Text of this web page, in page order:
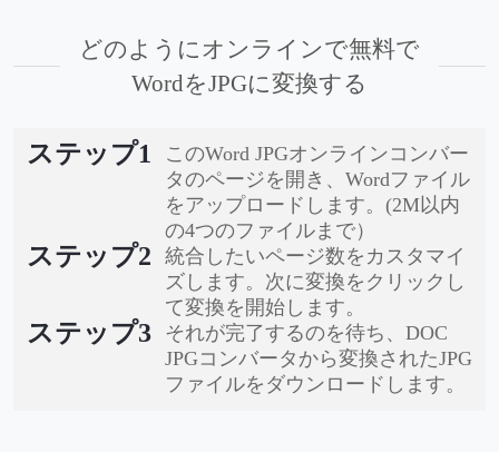
どのようにオンラインで無料で
WordをJPGに変換する
ステップ1
このWord JPGオンラインコンバー
タのページを開き、Wordファイル
をアップロードします。(2M以内
の4つのファイルまで）
ステップ2
統合したいページ数をカスタマイ
ズします。次に変換をクリックし
て変換を開始します。
ステップ3
それが完了するのを待ち、DOC
JPGコンバータから変換されたJPG
ファイルをダウンロードします。